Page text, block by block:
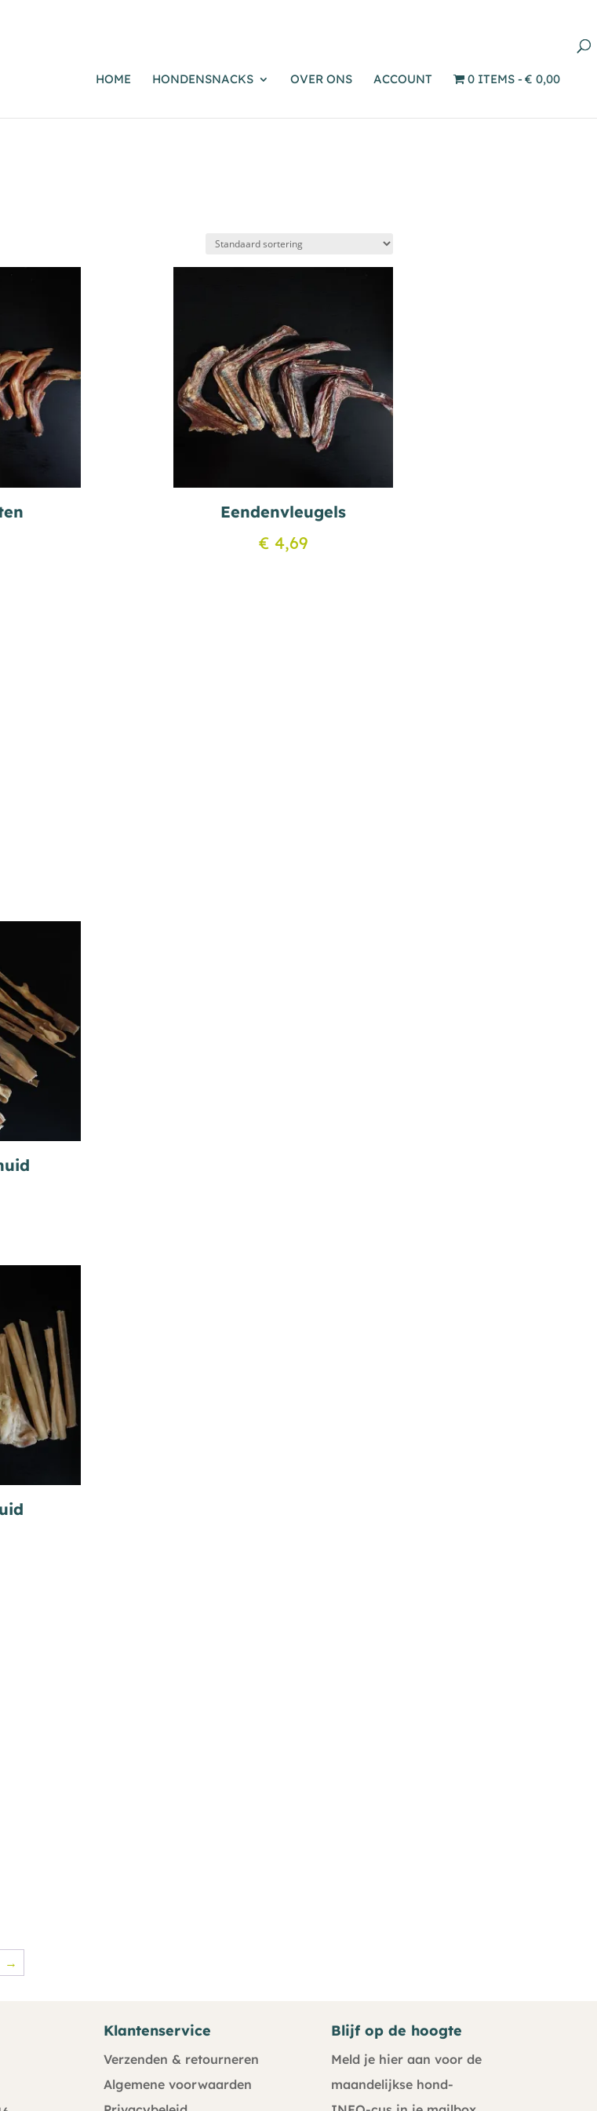
HOME HONDENSNACKS OVER ONS ACCOUNT 0 ITEMS € 0,00
Eendenvleugels
€ 4,69
→
Klantenservice
Verzenden & retourneren
Algemene voorwaarden
Blijf op de hoogte
Meld je hier aan voor de
maandelijkse hond-